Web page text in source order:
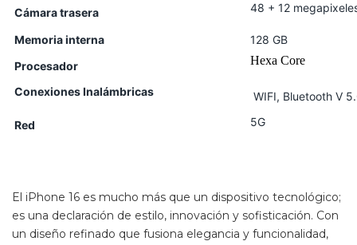
Cámara trasera 48 + 12
Memoriainterna
128 GB
Procesador
Hexa Core
Conexiones Inalámbricas WIFI, Bluetooth V
Red 5G
El iPhone 16 es mucho más que un dispositivo tecnológico;
es una declaración de estilo, innovación y sofisticación. Con
un diseño refinado que fusiona elegancia y funcionalidad,